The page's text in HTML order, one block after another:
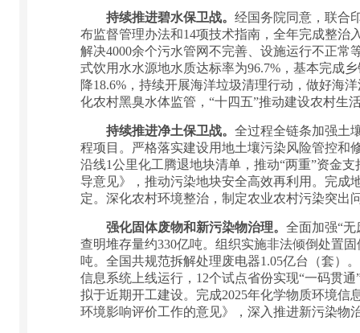
持续推进碧水保卫战。 经国务院同意，联合
布监督管理办法和14项技术指南，全年完成整治
解决4000余个污水管网不完善、设施运行不正常
式饮用水水源地水质达标率为96.7%，基本完成
降18.6%，持续开展海洋垃圾清理行动，做好海
化农村黑臭水体监管，“十四五”推动建设农村生
持续推进净土保卫战。 全过程全链条加强土
程项目。严格落实建设用地土壤污染风险管控和
沿线1公里化工腾退地块清单，推动“两重”资金
导意见》，推动污染地块安全高效再利用。完成
定。深化农村环境整治，制定农业农村污染突出
强化固体废物和新污染物治理。 全面加强“
查明堆存量约330亿吨。组织实施非法倾倒处置
吨。全国共规范拆解处理废电器1.05亿台（套）
信息系统上线运行，12个试点省份实现“一码贯
拟于近期开工建设。完成2025年化学物质环境
环境影响评价工作的意见》，深入推进新污染物